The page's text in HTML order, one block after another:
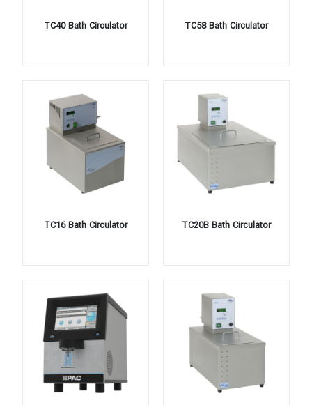
TC58 Bath Circulator
TC40 Bath Circulator
TC20B Bath Circulator
TC16 Bath Circulator